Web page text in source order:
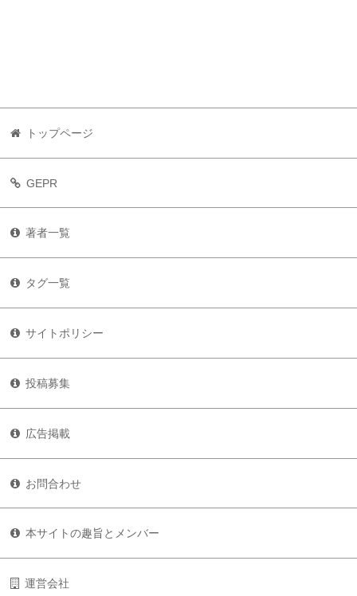
トップページ
GEPR
著者一覧
タグ一覧
サイトポリシー
投稿募集
広告掲載
お問合わせ
本サイトの趣旨とメンバー
運営会社